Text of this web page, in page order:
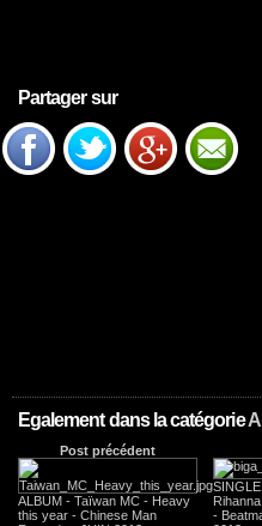
Partager sur
Egalement dans la catégorie
Post précédent
ALBUM - Taïwan MC - Heavy
this year - Chinese Man
-